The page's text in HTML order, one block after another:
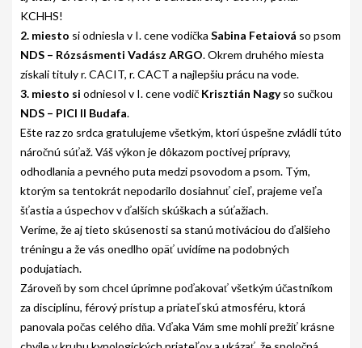
CHOVNÉ SUKY
CHOVATEĽSKÉ STANICE
OČAKÁVANÉ VRHY PP V ROKU 2026
AKCIE
MEDZINÁRODNÁ SÚŤAŽ HRUBOSRSTÝCH
STAVAČOV „MEMORIÁL B. ZEMKA“
SKÚŠKY
VÝSTAVY
VÝCVIKOVÉ DNI 2025
KYNOLOGICKÝ KALENDÁR
GALÉRIA
KCHHS!
2. miesto si odniesla v I. cene vodička Sabina Fetaiová so psom
NDS – Rózsásmenti Vadász ARGO. Okrem druhého miesta
získali tituly r. CACIT, r. CACT a najlepšiu prácu na vode.
3. miesto si odniesol v I. cene vodič Krisztián Nagyso sučkou
NDS – PICI II Budafa.
Ešte raz zo srdca gratulujeme všetkým, ktorí úspešne zvládli túto
náročnú súťaž. Váš výkon je dôkazom poctivej prípravy,
odhodlania a pevného puta medzi psovodom a psom. Tým,
ktorým sa tentokrát nepodarilo dosiahnuť cieľ, prajeme veľa
šťastia a úspechov v ďalších skúškach a súťažiach.
Veríme, že aj tieto skúsenosti sa stanú motiváciou do ďalšieho
tréningu a že vás onedlho opäť uvidíme na podobných
podujatiach.
Zároveň by som chcel úprimne poďakovať všetkým účastníkom
za disciplínu, férový prístup a priateľskú atmosféru, ktorá
panovala počas celého dňa. Vďaka Vám sme mohli prežiť krásne